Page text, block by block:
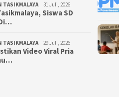
TASIKMALAYA 31 Juli, 2026
Siswa SD
TASIKMALAYA 29 Juli, 2026
Video Viral Pria